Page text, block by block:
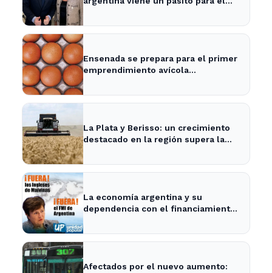
Xuxa" - Radio Continental
Ensenada se prepara para el primer
emprendimiento avícola
La Plata y Berisso: un crecimiento
destacado en la región supera la
La economía argentina y su
dependencia con el financiamiento
Afectados por el nuevo aumento: